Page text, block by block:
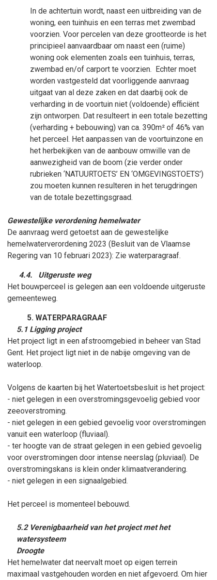
In de achtertuin wordt, naast een uitbreiding van de
woning, een tuinhuis en een terras met zwembad
voorzien. Voor percelen van deze grootteorde is het
principieel aanvaardbaar om naast een (ruime)
woning ook elementen zoals een tuinhuis, terras,
zwembad en/of carport te voorzien. Echter moet
worden vastgesteld dat voorliggende aanvraag
uitgaat van al deze zaken en dat daarbij ook de
verharding in de voortuin niet (voldoende) efficiënt
zijn ontworpen. Dat resulteert in een totale bezetting
(verharding + bebouwing) van ca. 390m² of 46% van
het perceel. Het aanpassen van de voortuinzone en
het herbekijken van de aanbouw omwille van de
aanwezigheid van de boom (zie verder onder
rubrieken ‘NATUURTOETS’ EN ‘OMGEVINGSTOETS’)
zou moeten kunnen resulteren in het terugdringen
van de totale bezettingsgraad.
Gewestelijke verordening hemelwater
De aanvraag werd getoetst aan de gewestelijke
hemelwaterverordening 2023 (Besluit van de Vlaamse
Regering van 10 februari 2023): Zie waterparagraaf.
4.4.
Uitgeruste weg
Het bouwperceel is gelegen aan een voldoende uitgeruste
gemeenteweg.
WATERPARAGRAAF
5.1 Ligging project
Het project ligt in een afstroomgebied in beheer van Stad
Gent. Het project ligt niet in de nabije omgeving van de
waterloop.
Volgens de kaarten bij het Watertoetsbesluit is het project:
- niet gelegen in een overstromingsgevoelig gebied voor
zeeoverstroming.
- niet gelegen in een gebied gevoelig voor overstromingen
vanuit een waterloop (fluviaal).
- ter hoogte van de straat gelegen in een gebied gevoelig
voor overstromingen door intense neerslag (pluviaal). De
overstromingskans is klein onder klimaatverandering.
- niet gelegen in een signaalgebied.
Het perceel is momenteel bebouwd.
5.2 Verenigbaarheid van het project met het
watersysteem
Droogte
Het hemelwater dat neervalt moet op eigen terrein
maximaal vastgehouden worden en niet afgevoerd. Om hier